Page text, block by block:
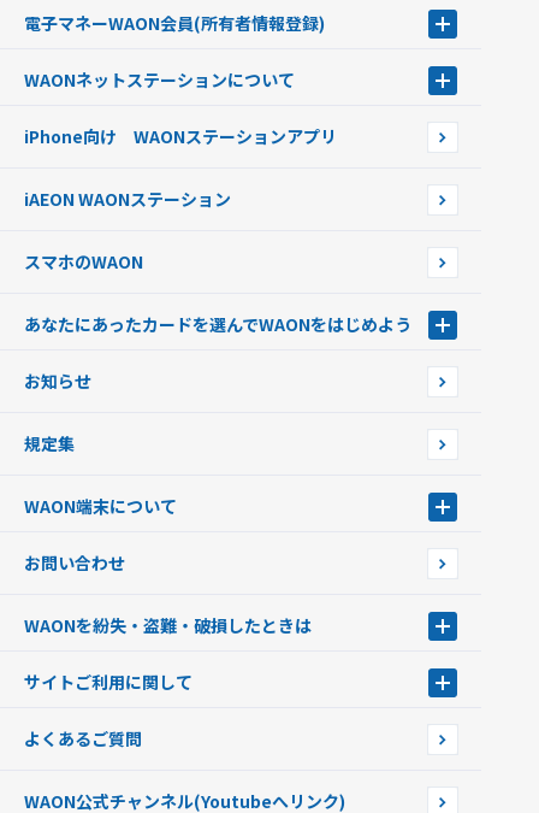
現金でチャージする
銀行口座・ATMからチャージする
オートチャージ
ポイントからチャージする
チャージ上限金額の変更について
電子マネーWAON会員(所有者情報登録)
WAON POINTサービス会員登録に伴う個人データの共同利用のお知
WAONネットステーションについて
WAONネットステーションWAON端末について
iPhone向け WAONステーションアプリ
iAEON WAONステーション
スマホのWAON
あなたにあったカードを選んでWAONをはじめよう
フードバンク応援WAON
ご当地WAON
G.G WAON
WAONカード・WAONカードプラス
モバイルWAON
提携WAONカード
お知らせ
規定集
WAON端末について
WAONネットステーション
新型WAONステーション
WAONチャージャーmini
お問い合わせ
WAONを紛失・盗難・破損したときは
WAONカードの拾得について
サイトご利用に関して
企業情報
よくあるご質問
WAON公式チャンネル(Youtubeへリンク)